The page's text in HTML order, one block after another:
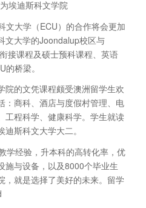
文大学（ECU）的合作将会更加
文大学的Joondalup校区与
接课程及硕士预科课程、英语
桥梁。
院的文凭课程颇受澳洲留学生欢
：商科、酒店与度假村管理、电
工程科学、健康科学。学生就读
斯科文大学大二。
学经验，升本科的高转化率，优
施与设备，以及8000个毕业生
，就是选择了美好的未来。留学